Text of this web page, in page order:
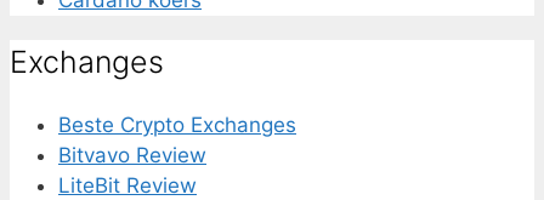
Exchanges
Beste Crypto Exchanges
Bitvavo Review
LiteBit Review